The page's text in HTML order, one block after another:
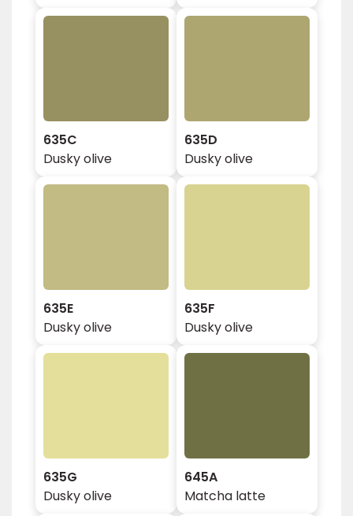
635C
Dusky olive
635D
Dusky olive
635E
Dusky olive
635F
Dusky olive
635G
Dusky olive
645A
Matcha latte